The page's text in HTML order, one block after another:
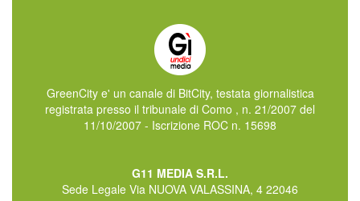
GreenCity e' un canale di BitCity, testata giornalistica
registrata presso il tribunale di Como , n. 21/2007 del
11/10/2007 - Iscrizione ROC n. 15698
G11 MEDIA S.R.L.
Sede Legale Via NUOVA VALASSINA, 4 22046